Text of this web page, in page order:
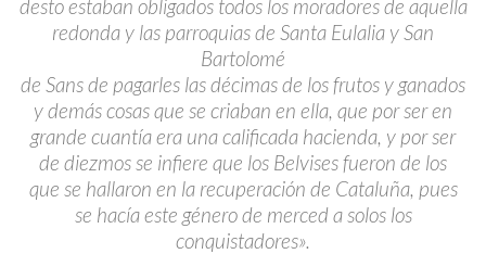
desto estaban obligados todos los moradores de aquella
redonda y las parroquias de Santa Eulalia y San
Bartolomé
de Sans de pagarles las décimas de los frutos y ganados
y demás cosas que se criaban en ella, que por ser en
grande cuantía era una calificada hacienda, y por ser
de diezmos se infiere que los Belvises fueron de los
que se hallaron en la recuperación de Cataluña, pues
se hacía este género de merced a solos los
conquistadores».